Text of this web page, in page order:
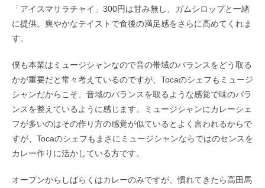
「アイスマサラチャイ」300円は甘み無し、ガムシロップと一緒
に提供。爽やかなテイストで食後の満足感をさらに高めてくれま
す。
僕も本業はミュージシャンなので音の帯域のバランスをどう取る
かが重要だと常々考えているのですが、Tocaのシェフもミュージ
シャンだからこそ、音域のバランスを取るような感覚で味のバラ
ンスを整えているように感じます。ミュージシャンにカレーシェ
フが多いのはその作り方の感覚が似ているとよく言われるからで
すが、Tocaのシェフもまさにミュージシャンならではのセンスを
カレー作りに活かしている方です。
オープンからしばらくはカレーのみですが、慣れてきたら高田馬